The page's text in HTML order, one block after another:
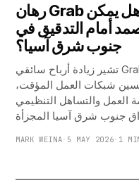
رهان Grab على الذكاء الاصطناعي: هل يمكن
أمام التدقيق في
جنوب شرق آسيا؟
تشير زيادة أرباح سائقي Grab بنسبة 23% إلى الإمكانات التي
شبكات العمل المؤقت،
العمل والتساهل التنظيمي
MARK WEINA· 5 MAY 2026· 1